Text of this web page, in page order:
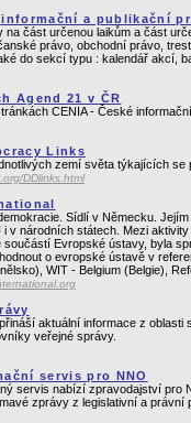
informační a publikační
na část určenou laikům a část
právo, obchodní právo,
do sekcí typu : kalendář akcí,
Agend 21 v ČR
CENIA - České
Links
zemí světa týkajících se
DDlinks.html
Sídlí v Německu.
v národních státech. Mezi
součástí Evropské ústavy, byla
o evropské ústavě v
WIT - Belgium (Belgie),
aktuální informace z
veřejné správy.
servis pro NNO
servis nabízí zpravodajství pro
zprávy z legislativní a